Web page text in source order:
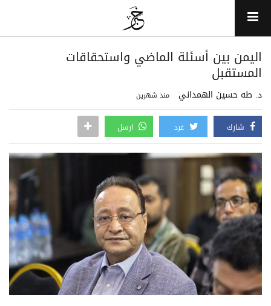
اليمن بين أسئلة الماضي واستحقاقات
المستقبل
د. طه حسين الهمداني منذ شهرين
شارك غرد ارسل